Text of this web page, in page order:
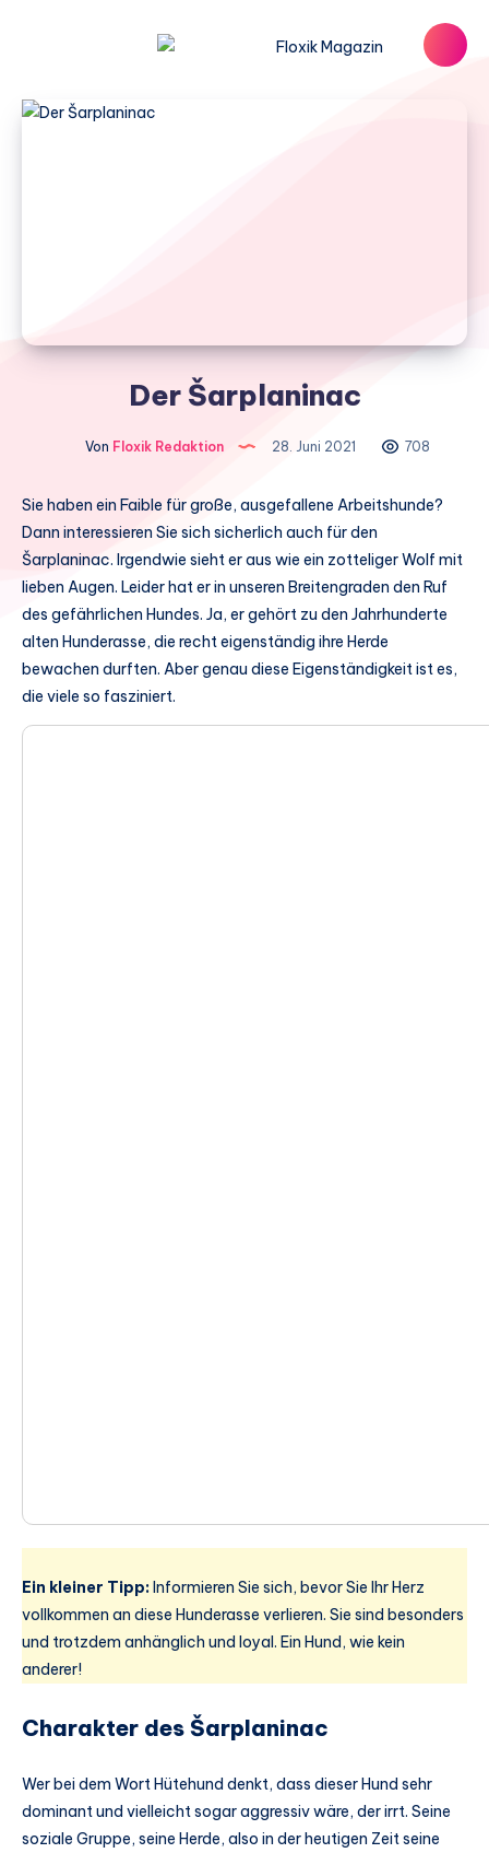
Der Šarplaninac
Von Floxik Redaktion 28. Juni 2021 708
Sie haben ein Faible für große, ausgefallene Arbeitshunde?
Dann interessieren Sie sich sicherlich auch für den
Šarplaninac. Irgendwie sieht er aus wie ein zotteliger Wolf mit
lieben Augen. Leider hat er in unseren Breitengraden den Ruf
des gefährlichen Hundes. Ja, er gehört zu den Jahrhunderte
alten Hunderasse, die recht eigenständig ihre Herde
bewachen durften. Aber genau diese Eigenständigkeit ist es,
die viele so fasziniert.
Ein kleiner Tipp:Informieren Sie sich, bevor Sie Ihr Herz
vollkommen an diese Hunderasse verlieren. Sie sind besonders
und trotzdem anhänglich und loyal. Ein Hund, wie kein
anderer!
Charakter des Šarplaninac
Wer bei dem Wort Hütehund denkt, dass dieser Hund sehr
dominant und vielleicht sogar aggressiv wäre, der irrt. Seine
soziale Gruppe, seine Herde, also in der heutigen Zeit seine